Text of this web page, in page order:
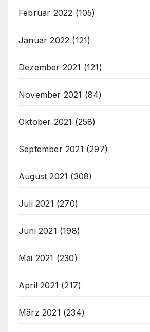
Februar 2022 (105)
Januar 2022 (121)
Dezember 2021 (121)
November 2021 (84)
Oktober 2021 (258)
September 2021 (297)
August 2021 (308)
Juli 2021 (270)
Juni 2021 (198)
Mai 2021 (230)
April 2021 (217)
März 2021 (234)